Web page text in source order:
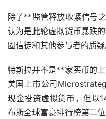
除了**监管释放收紧信号
认为是此轮虚拟货币暴跌
圈信徒和其他参与者的质疑
特斯拉并不是**家买币的
美国上市公司
现金投资虚拟货币，但以
布斯全球富豪排行榜第二